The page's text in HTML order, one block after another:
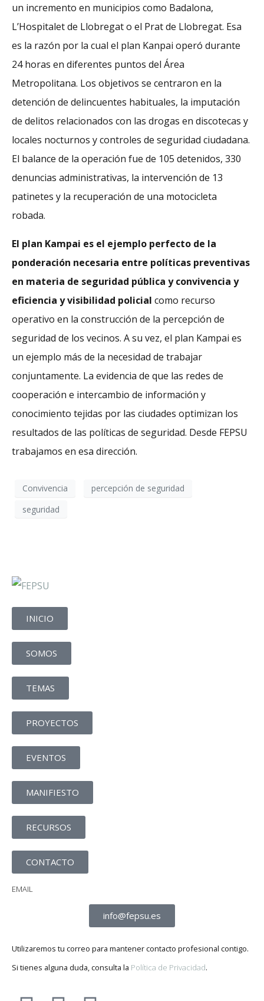
un incremento en municipios como Badalona,
L’Hospitalet de Llobregat o el Prat de Llobregat. Esa
es la razón por la cual el plan Kanpai operó durante
24 horas en diferentes puntos del Área
Metropolitana. Los objetivos se centraron en la
detención de delincuentes habituales, la imputación
de delitos relacionados con las drogas en discotecas y
locales nocturnos y controles de seguridad ciudadana.
El balance de la operación fue de 105 detenidos, 330
denuncias administrativas, la intervención de 13
patinetes y la recuperación de una motocicleta
robada.
El plan Kampai es el ejemplo perfecto de la
ponderación necesaria entre políticas preventivas
en materia de seguridad pública y convivencia y
eficiencia y visibilidad policial como recurso
operativo en la construcción de la percepción de
seguridad de los vecinos. A su vez, el plan Kampai es
un ejemplo más de la necesidad de trabajar
conjuntamente. La evidencia de que las redes de
cooperación e intercambio de información y
conocimiento tejidas por las ciudades optimizan los
resultados de las políticas de seguridad. Desde FEPSU
trabajamos en esa dirección.
Convivencia
percepción de seguridad
seguridad
INICIO
SOMOS
TEMAS
PROYECTOS
EVENTOS
MANIFIESTO
RECURSOS
CONTACTO
EMAIL
info@fepsu.es
Utilizaremos tu correo para mantener contacto profesional contigo.
Si tienes alguna duda, consulta la Política de Privacidad.